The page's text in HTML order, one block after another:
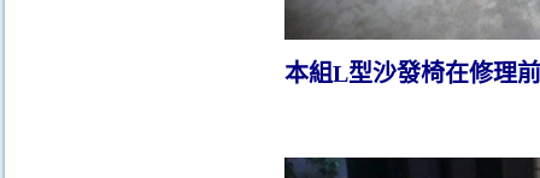
本組L型沙發椅在修理